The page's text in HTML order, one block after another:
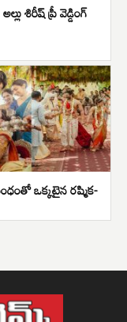
శిరీష్ ప్రీ వెడ్డింగ్
ఒక్కటైన రష్మిక-